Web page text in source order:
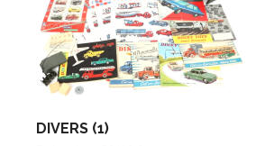
DIVERS (1)